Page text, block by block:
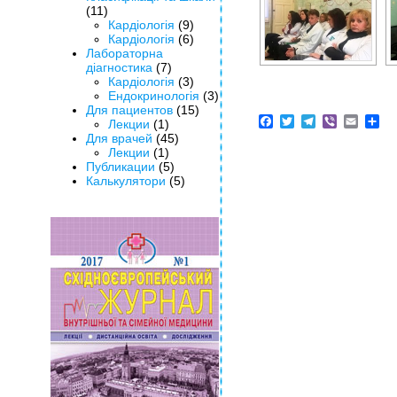
(11)
Кардіологія (9)
Кардіологія (6)
Лабораторна
діагностика (7)
Кардіологія (3)
Ендокринологія (3)
Для пациентов (15)
Лекции (1)
Для врачей (45)
Лекции (1)
Публикации (5)
Калькулятори (5)
Facebook
TwitterTelegram
ViberEmail